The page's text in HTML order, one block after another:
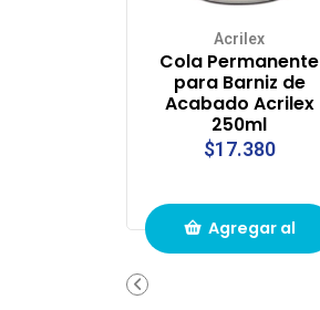
Acrilex
Cola Permanente
para Barniz de
Acabado Acrilex
250ml
$17.380
Agregar al